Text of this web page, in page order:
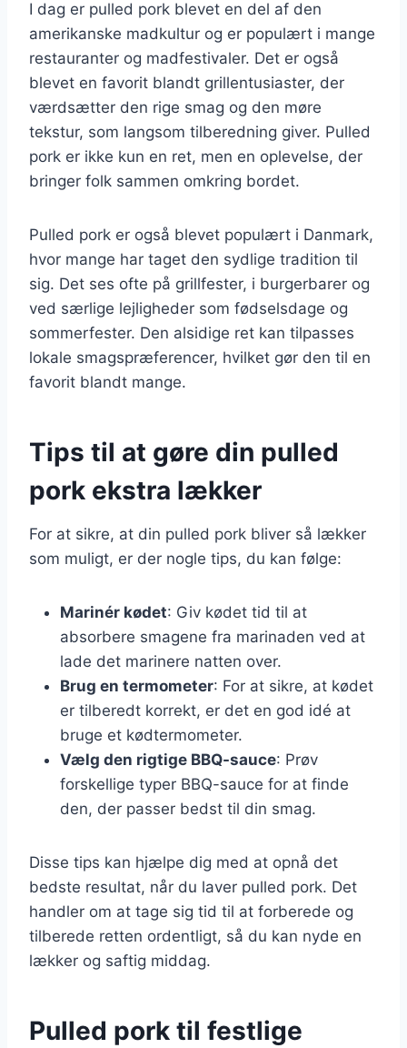
I dag er pulled pork blevet en del af den
amerikanske madkultur og er populært i mange
restauranter og madfestivaler. Det er også
blevet en favorit blandt grillentusiaster, der
værdsætter den rige smag og den møre
tekstur, som langsom tilberedning giver. Pulled
pork er ikke kun en ret, men en oplevelse, der
bringer folk sammen omkring bordet.
Pulled pork er også blevet populært i Danmark,
hvor mange har taget den sydlige tradition til
sig. Det ses ofte på grillfester, i burgerbarer og
ved særlige lejligheder som fødselsdage og
sommerfester. Den alsidige ret kan tilpasses
lokale smagspræferencer, hvilket gør den til en
favorit blandt mange.
Tips til at gøre din pulled
pork ekstra lækker
For at sikre, at din pulled pork bliver så lækker
som muligt, er der nogle tips, du kan følge:
Marinér kødet: Giv kødet tid til at
absorbere smagene fra marinaden ved at
lade det marinere natten over.
Brug en termometer: For at sikre, at kødet
er tilberedt korrekt, er det en god idé at
bruge et kødtermometer.
Vælg den rigtige BBQ-sauce: Prøv
forskellige typer BBQ-sauce for at finde
den, der passer bedst til din smag.
Disse tips kan hjælpe dig med at opnå det
bedste resultat, når du laver pulled pork. Det
handler om at tage sig tid til at forberede og
tilberede retten ordentligt, så du kan nyde en
lækker og saftig middag.
Pulled pork til festlige